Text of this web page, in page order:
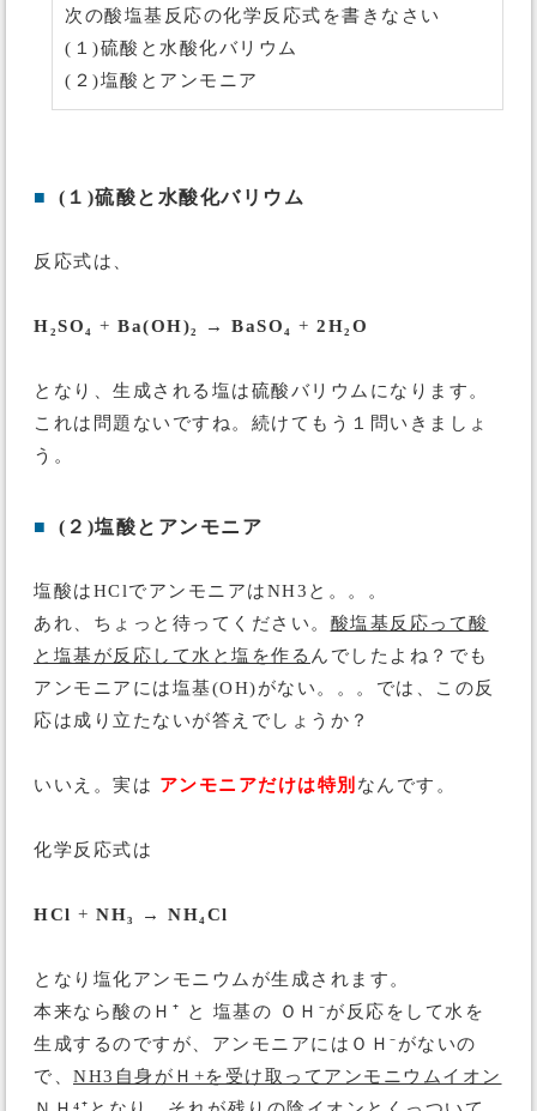
次の酸塩基反応の化学反応式を書きなさい
(１)硫酸と水酸化バリウム
(２)塩酸とアンモニア
■ (１)硫酸と水酸化バリウム
反応式は、
H₂SO₄ + Ba(OH)₂ → BaSO₄ + 2H₂O
となり、生成される塩は硫酸バリウムになります。
これは問題ないですね。続けてもう１問いきましょ
う。
■ (２)塩酸とアンモニア
塩酸はHClでアンモニアはNH3と。。。
あれ、ちょっと待ってください。 酸塩基反応って酸
と塩基が反応して水と塩を作る んでしたよね？でも
アンモニアには塩基(OH)がない。。。では、この反
応は成り立たないが答えでしょうか？
いいえ。実は アンモニアだけは特別 なんです。
化学反応式は
HCl + NH₃ → NH₄Cl
となり塩化アンモニウムが生成されます。
本来なら酸のＨ⁺ と 塩基の ＯＨ⁻が反応をして水を
生成するのですが、アンモニアにはＯＨ⁻がないの
で、 NH3自身がＨ+を受け取ってアンモニウムイオン